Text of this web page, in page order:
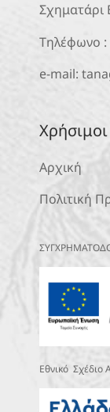
Σχηματάρι
Τηλέφωνο :
e-mail:
Αρχική
Πολιτική
Εθνικό Σχέδιο